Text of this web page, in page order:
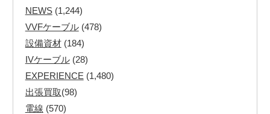
NEWS(1,244)
VVFケーブル(478)
設備資材(184)
IVケーブル(28)
EXPERIENCE (1,480)
出張買取(98)
電線 (570)